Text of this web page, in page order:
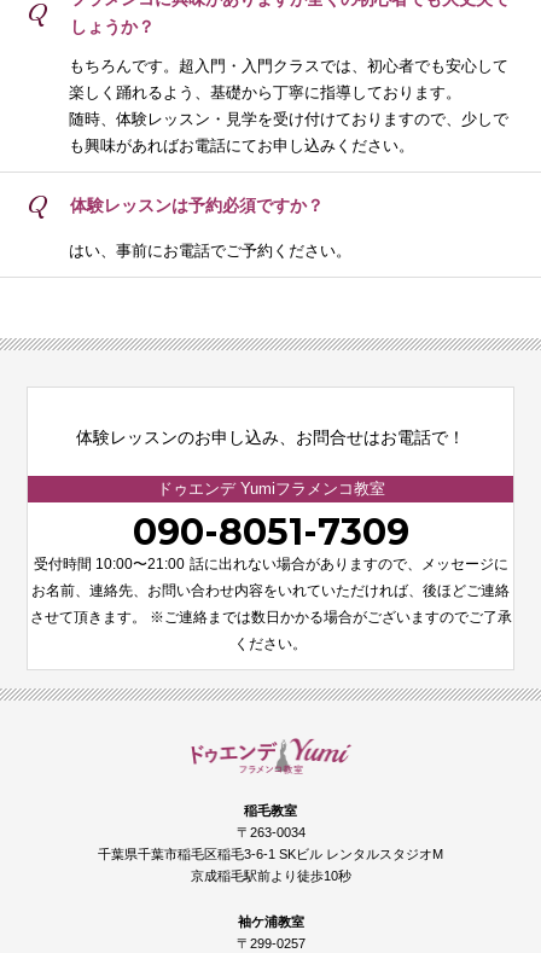
Q
しょうか？
もちろんです。超入門・入門クラスでは、初心者でも安心して
楽しく踊れるよう、基礎から丁寧に指導しております。
随時、体験レッスン・見学を受け付けておりますので、少しで
も興味があればお電話にてお申し込みください。
Q 体験レッスンは予約必須ですか？
はい、事前にお電話でご予約ください。
体験レッスンのお申し込み、お問合せはお電話で！
ドゥエンデ Yumiフラメンコ教室
090-8051-7309
受付時間 10:00〜21:00 話に出れない場合がありますので、メッセージに
お名前、連絡先、お問い合わせ内容をいれていただければ、後ほどご連絡
させて頂きます。 ※ご連絡までは数日かかる場合がございますのでご了承
ください。
稲毛教室
〒263-0034
千葉県千葉市稲毛区稲毛3-6-1 SKビル レンタルスタジオM
京成稲毛駅前より徒歩10秒
袖ケ浦教室
〒299-0257